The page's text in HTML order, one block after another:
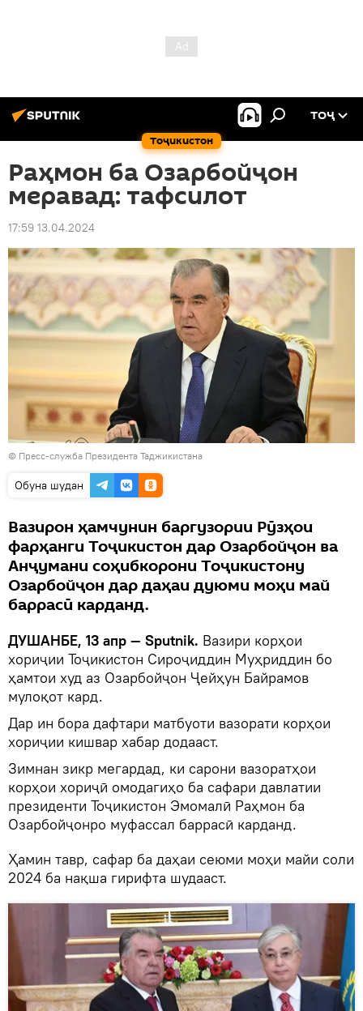
Тоҷикистон
ТОҶ
Раҳмон ба Озарбойҷон
меравад: тафсилот
17:59 13.04.2024
© Пресс-служба Президента Таджикистана
Обуна шудан
Вазирон ҳамчунин баргузории Рӯзҳои
фарҳанги Тоҷикистон дар Озарбойҷон ва
Анҷумани соҳибкорони Тоҷикистону
Озарбойҷон дар даҳаи дуюми моҳи май
баррасӣ карданд.
ДУШАНБЕ, 13 апр — Sputnik. Вазири корҳои
хориҷии Тоҷикистон Сироҷиддин Муҳриддин бо
ҳамтои худ аз Озарбойҷон Ҷейҳун Байрамов
мулоқот кард.
Дар ин бора дафтари матбуоти вазорати корҳои
хориҷии кишвар хабар додааст.
Зимнан зикр мегардад, ки сарони вазоратҳои
корҳои хориҷӣ омодагиҳо ба сафари давлатии
президенти Тоҷикистон Эмомалӣ Раҳмон ба
Озарбойҷонро муфассал баррасӣ карданд.
Ҳамин тавр, сафар ба даҳаи сеюми моҳи майи соли
2024 ба нақша гирифта шудааст.